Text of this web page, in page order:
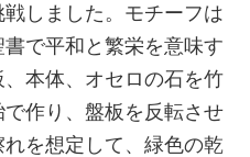
しました。モチーフは
で平和と繁栄を意味す
本体、オセロの石を竹
作り、盤板を反転させ
を想定して、緑色の乾